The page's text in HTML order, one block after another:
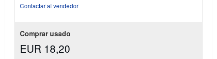
Contactar al vendedor
Comprar usado
EUR 18,20